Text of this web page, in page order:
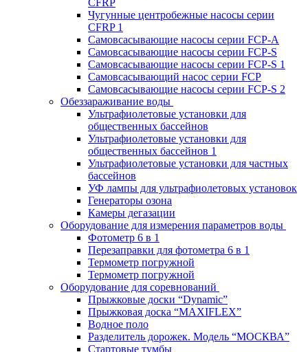
Чугунные центробежные насосы серии
CFRP 1
Самовсасывающие насосы серии FCP-A
Самовсасывающие насосы серии FCP-S
Самовсасывающие насосы серии FCP-S 1
Самовсасывающий насос серии FCP
Самовсасывающие насосы серии FCP-S 2
Обеззараживание воды
Ультрафиолетовые установки для
общественных бассейнов
Ультрафиолетовые установки для
общественных бассейнов 1
Ультрафиолетовые установки для частных
бассейнов
УФ лампы для ультрафиолетовых установок
Генераторы озона
Камеры дегазации
Оборудование для измерения параметров воды
Фотометр 6 в 1
Перезаправки для фотометра 6 в 1
Термометр погружной
Термометр погружной
Оборудование для соревнований
Прыжковые доски “Dynamic”
Прыжковая доска “MAXIFLEX”
Водное поло
Разделитель дорожек. Модель “МОСКВА”
Стартовые тумбы